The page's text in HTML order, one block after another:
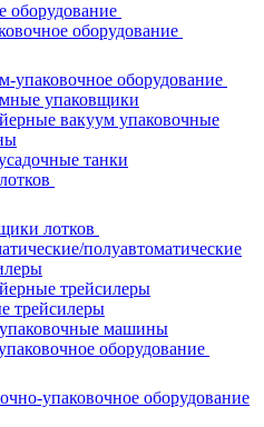
оборудование
оборудование
упаковочное оборудование
упаковщики
вакуум упаковочные
танки
лотков
полуавтоматические
трейсилеры
трейсилеры
машины
оборудование
упаковочное оборудование